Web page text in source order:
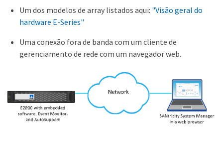
Um dos modelos de array listados aqui: "Visão geral do
hardware E-Series"
Uma conexão fora de banda com um cliente de
gerenciamento de rede com um navegador web.